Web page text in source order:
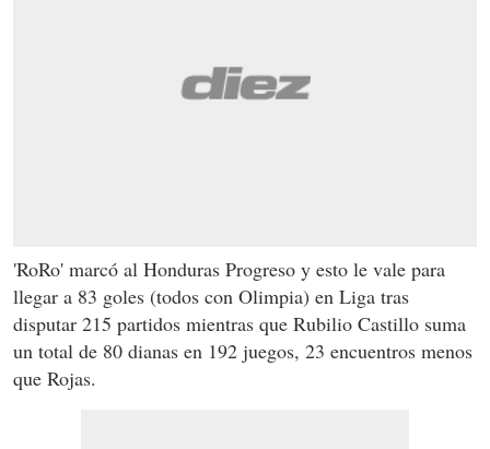
'RoRo' marcó al Honduras Progreso y esto le vale para
llegar a 83 goles (todos con Olimpia) en Liga tras
disputar 215 partidos mientras que Rubilio Castillo suma
un total de 80 dianas en 192 juegos, 23 encuentros menos
que Rojas.